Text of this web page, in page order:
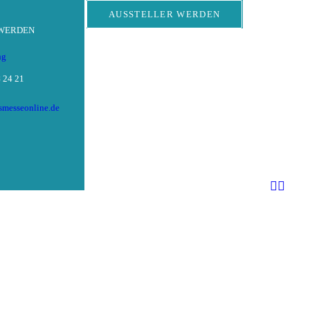
24 21
AUSSTELLER WERDEN